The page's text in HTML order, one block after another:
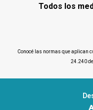
Todos los
Conocé las normas que aplican
24.240